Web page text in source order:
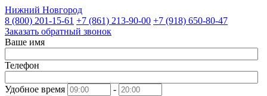
Нижний Новгород
8 (800) 201-15-61 +7 (861) 213-90-00 +7 (918) 650-80-47
Заказать обратный звонок
Ваше имя
Телефон
Удобное время -